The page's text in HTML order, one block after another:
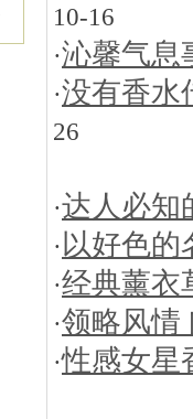
10-16
·沁馨气息
·没有香水
26
·达人必知
·以好色的
·经典薰衣
·领略风情
·性感女星